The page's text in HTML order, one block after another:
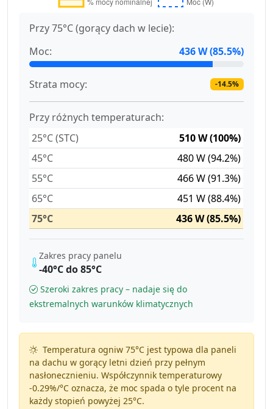
Przy 75°C (gorący dach w lecie):
Moc:
436 W (85.5%)
Strata mocy: -14.5%
Przy różnych temperaturach:
25°C (STC)
510 W (100%)
45°C
480 W (94.2%)
55°C
466 W (91.3%)
65°C
451 W (88.4%)
75°C
436 W (85.5%)
Zakres pracy panelu
-40°C do 85°C
Szeroki zakres pracy – nadaje się do
ekstremalnych warunków klimatycznych
Temperatura ogniw 75°C jest typowa dla paneli
na dachu w gorący letni dzień przy pełnym
nasłonecznieniu. Współczynnik temperaturowy
-0.29%/°Coznacza, że moc spada o tyle procent na
każdy stopień powyżej 25°C.